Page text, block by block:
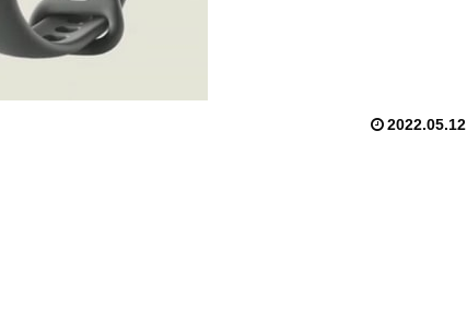
2022.05.12